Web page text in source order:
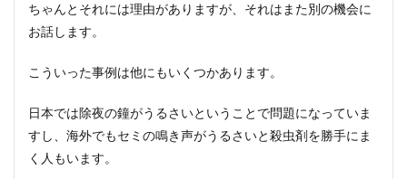
ちゃんとそれには理由がありますが、それはまた別の機会に
お話します。
こういった事例は他にもいくつかあります。
日本では除夜の鐘がうるさいということで問題になっていま
すし、海外でもセミの鳴き声がうるさいと殺虫剤を勝手にま
く人もいます。